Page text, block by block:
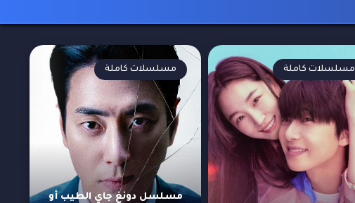
مسلسلات كاملة
مسلسل دونغ جاي الطيب أو
مسلسلات كاملة